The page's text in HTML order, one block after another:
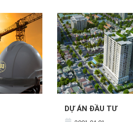
DỰ ÁN ĐẦU TƯ